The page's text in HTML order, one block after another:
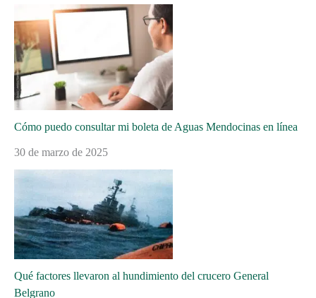
Cómo puedo consultar mi boleta de Aguas Mendocinas en línea
30 de marzo de 2025
Qué factores llevaron al hundimiento del crucero General
Belgrano